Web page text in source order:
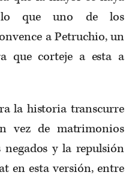
lo que uno de los
a Petruchio, un
que corteje a esta a
la historia transcurre
vez de matrimonios
y la repulsión
en esta versión, entre